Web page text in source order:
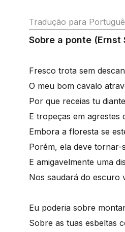
Tradução para
Sobre a ponte (Ernst
Fresco trota sem
O meu bom cavalo
Por que receias tu
E tropeças em agrestes
Embora a floresta se
Porém, ela deve tornar-
E amigavelmente uma
Nos saudará do escuro
Eu poderia sobre
Sobre as tuas esbeltas